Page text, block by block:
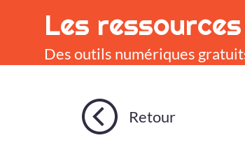
Les ressources
Des outils numériques
Retour